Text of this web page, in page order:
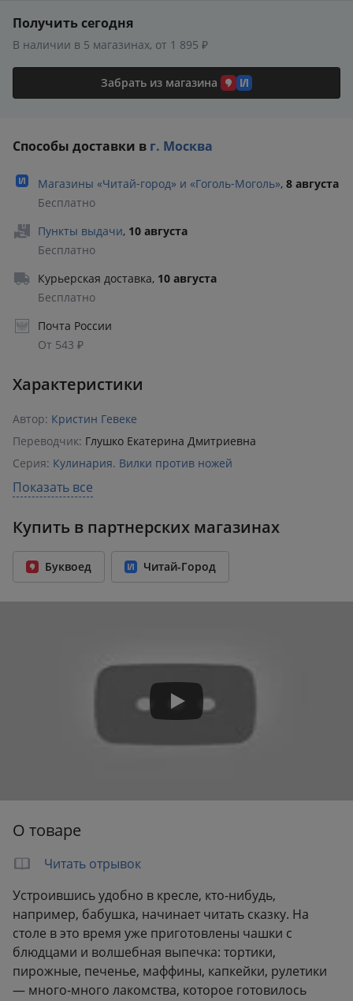
Получить сегодня
В наличии в 5 магазинах, от 1 895 ₽
Забрать из магазина
Способы доставки в г. Москва
Магазины «Читай‑город» и «Гоголь‑Моголь», 8 августа
Бесплатно
Пункты выдачи, 10 августа
Бесплатно
Курьерская доставка, 10 августа
Бесплатно
Почта России
От 543 ₽
Характеристики
Автор: Кристин Гевеке
Переводчик: Глушко Екатерина Дмитриевна
Серия: Кулинария. Вилки против ножей
Раздел: Выпечка и десерты
ISBN: 978-5-04-122616-9
Возрастное ограничение: 16+
Год издания: 2021
Показать все
Купить в партнерских магазинах
Буквоед Читай-Город
О товаре
Читать отрывок
Устроившись удобно в кресле, кто-нибудь,
например, бабушка, начинает читать сказку. На
столе в это время уже приготовлены чашки с
блюдцами и волшебная выпечка: тортики,
пирожные, печенье, маффины, капкейки, рулетики
— много-много лакомства, которое готовилось